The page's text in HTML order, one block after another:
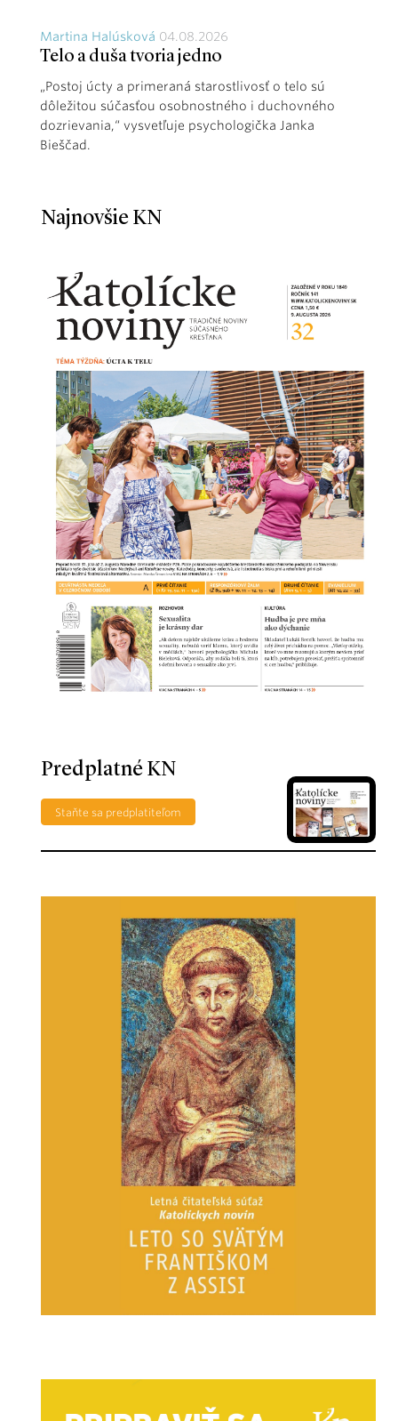
Martina Halúsková 04.08.2026
Telo a duša tvoria jedno
„Postoj úcty a primeraná starostlivosť o telo sú
dôležitou súčasťou osobnostného i duchovného
dozrievania,“ vysvetľuje psychologička Janka
Bieščad.
Najnovšie KN
Predplatné KN
Staňte sa predplatiteľom